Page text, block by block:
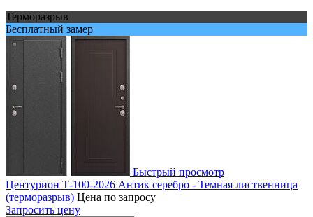
Терморазрыв
Бесплатный замер
Быстрый просмотр
Центурион Т-100-2026 Антик серебро - Темная лиственница
(терморазрыв) Цена по запросу
Запросить цену